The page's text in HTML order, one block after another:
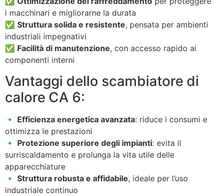
i macchinari e migliorarne la durata
✅ Struttura solida e resistente, pensata per ambienti
industriali impegnativi
✅ Facilità di manutenzione, con accesso rapido ai
componenti interni
Vantaggi dello scambiatore di
calore CA 6:
🔹 Efficienza energetica avanzata: riduce i consumi e
ottimizza le prestazioni
🔹 Protezione superiore degli impianti: evita il
surriscaldamento e prolunga la vita utile delle
apparecchiature
🔹 Struttura robusta e affidabile, ideale per l’uso
industriale continuo